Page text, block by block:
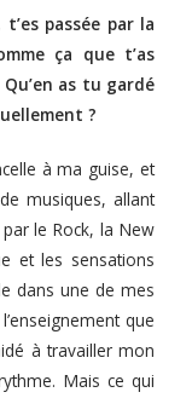
passée par la
ça que t’as
as tu gardé
?
à ma guise, et
musiques, allant
le Rock, la New
et les sensations
dans une de mes
que
à travailler mon
Mais ce qui